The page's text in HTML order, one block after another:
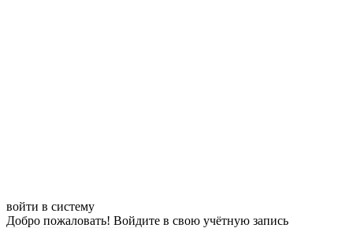
войти в систему
Добро пожаловать! Войдите в свою учётную запись